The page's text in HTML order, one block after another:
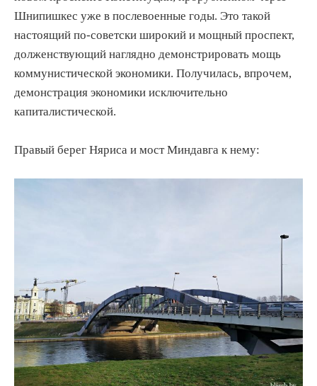
Шнипишкес уже в послевоенные годы. Это такой
настоящий по-советски широкий и мощный проспект,
долженствующий наглядно демонстрировать мощь
коммунистической экономики. Получилась, впрочем,
демонстрация экономики исключительно
капиталистической.
Правый берег Няриса и мост Миндавга к нему: